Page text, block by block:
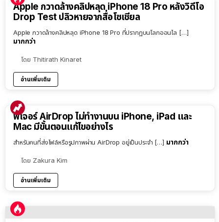
Apple กวาดล้างคลิปหลุด iPhone 18 Pro หลังวิดีโอ
Drop Test ปลิวหายจากสื่อโซเชียล
Apple กวาดล้างคลิปหลุด iPhone 18 Pro ที่ปรากฏบนโลกออนไล […]
มากกว่า
โดย Thitirath Kinaret
อ่านเพิ่มเติม
ฟีเจอร์ AirDrop ไม่ทำงานบน iPhone, iPad และ
Mac มีขั้นตอนแก้ไขอย่างไร
สำหรับคนที่ส่งไฟล์หรือรูปภาพผ่าน AirDrop อยู่เป็นประจำ […] มากกว่า
โดย Zakura Kim
อ่านเพิ่มเติม